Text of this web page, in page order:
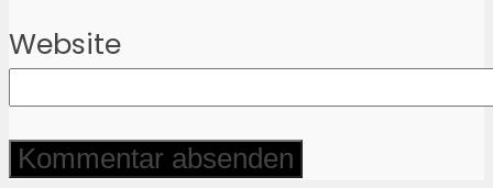
Website